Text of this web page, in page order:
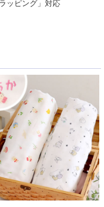
ッピング」対応